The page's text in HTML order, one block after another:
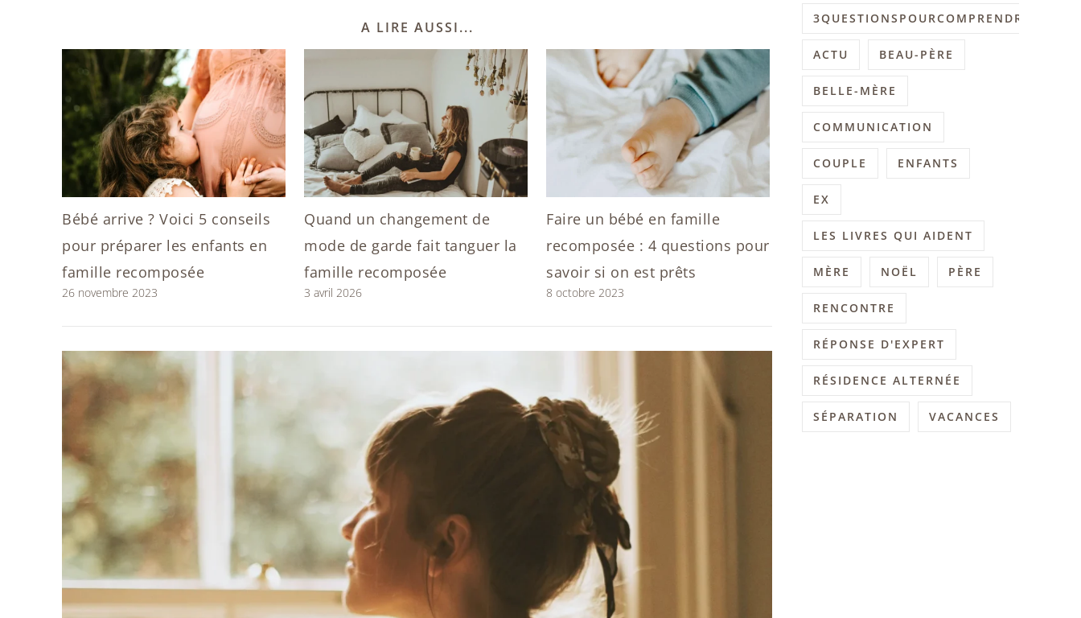
A LIRE AUSSI...
Bébé arrive ? Voici 5 conseils
pour préparer les enfants en
famille recomposée
26 novembre 2023
Quand un changement de
mode de garde fait tanguer la
famille recomposée
3 avril 2026
Faire un bébé en famille
recomposée : 4 questions pour
savoir si on est prêts
8 octobre 2023
3QUESTIONSPOURCOMPRENDRE
ACTU BEAU-PÈRE
BELLE-MÈRE
COMMUNICATION
COUPLE ENFANTS
EX
LES LIVRES QUI AIDENT
MÈRE NOËL PÈRE
RENCONTRE
RÉPONSE D'EXPERT
RÉSIDENCE ALTERNÉE
SÉPARATION VACANCES